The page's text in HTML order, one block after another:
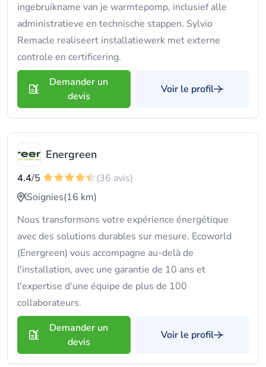
ingebruikname van je warmtepomp, inclusief alle
administratieve en technische stappen. Sylvio
Remacle realiseert installatiewerk met externe
controle en certificering.
Demander un
devis
Voir le profil
Energreen
4.4/5
(36 avis)
Soignies(16 km)
Nous transformons votre expérience énergétique
avec des solutions durables sur mesure. Ecoworld
(Energreen) vous accompagne au-delà de
l'installation, avec une garantie de 10 ans et
l'expertise d'une équipe de plus de 100
collaborateurs.
Demander un
devis
Voir le profil